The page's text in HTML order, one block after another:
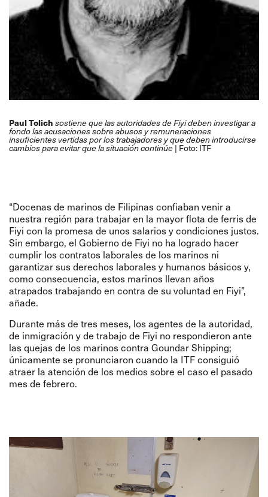
Paul Tolich sostiene que las autoridades de Fiyi deben investigar a
fondo las acusaciones sobre abusos y remuneraciones
insuficientes vertidas por los trabajadores y que deben introducirse
cambios para evitar que la situación continúe | Foto: ITF
“Docenas de marinos de Filipinas confiaban venir a
nuestra región para trabajar en la mayor flota de ferris de
Fiyi con la promesa de unos salarios y condiciones justos.
Sin embargo, el Gobierno de Fiyi no ha logrado hacer
cumplir los contratos laborales de los marinos ni
garantizar sus derechos laborales y humanos básicos y,
como consecuencia, estos marinos llevan años
atrapados trabajando en contra de su voluntad en Fiyi”,
añade.
Durante más de tres meses, los agentes de la autoridad,
de inmigración y de trabajo de Fiyi no respondieron ante
las quejas de los marinos contra Goundar Shipping;
únicamente se pronunciaron cuando la ITF consiguió
atraer la atención de los medios sobre el casoel pasado
mes de febrero.